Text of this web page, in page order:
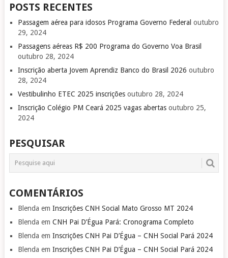
POSTS RECENTES
Passagem aérea para idosos Programa Governo Federal outubro
29, 2024
Passagens aéreas R$ 200 Programa do Governo Voa Brasil
outubro 28, 2024
Inscrição aberta Jovem Aprendiz Banco do Brasil 2026 outubro
28, 2024
Vestibulinho ETEC 2025 inscrições outubro 28, 2024
Inscrição Colégio PM Ceará 2025 vagas abertas outubro 25,
2024
PESQUISAR
COMENTÁRIOS
Blenda em Inscrições CNH Social Mato Grosso MT 2024
Blenda em CNH Pai D’Égua Pará: Cronograma Completo
Blenda em Inscrições CNH Pai D’Égua – CNH Social Pará 2024
Blenda em Inscrições CNH Pai D’Égua – CNH Social Pará 2024